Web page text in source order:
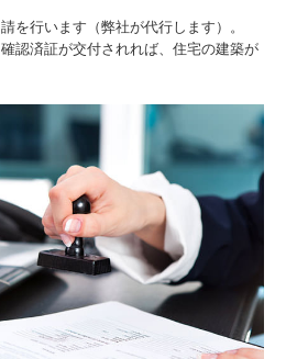
を行います（弊社が代行します）。
認済証が交付されれば、住宅の建築が